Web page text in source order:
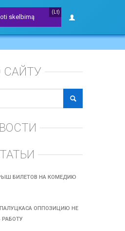
(Lt)
skelbimą
САЙТУ
БИЛЕТОВ НА КОМЕДИЮ
ОППОЗИЦИЮ НЕ